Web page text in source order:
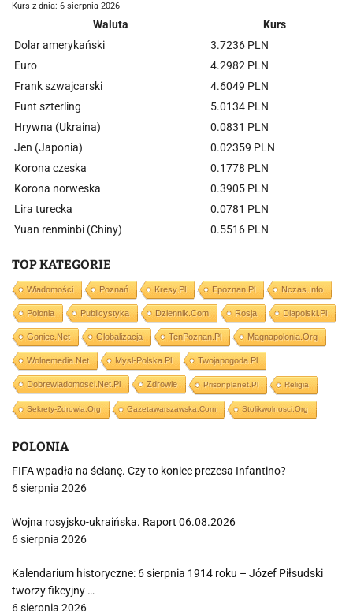
Kurs z dnia: 6 sierpnia 2026
Waluta
Kurs
Dolar amerykański
3.7236 PLN
Euro
4.2982 PLN
Frank szwajcarski
4.6049 PLN
Funt szterling
5.0134 PLN
Hrywna (Ukraina)
0.0831 PLN
Jen (Japonia)
0.02359 PLN
Korona czeska
0.1778 PLN
Korona norweska
0.3905 PLN
Lira turecka
0.0781 PLN
Yuan renminbi (Chiny)
0.5516 PLN
TOP KATEGORIE
Wiadomości Poznań Kresy.pl Epoznan.pl Nczas.info
Polonia Publicystyka Dziennik.com Rosja Dlapolski.pl
Goniec.net Globalizacja TenPoznan.pl Magnapolonia.org
Wolnemedia.net Mysl-Polska.pl Twojapogoda.pl
Dobrewiadomosci.net.pl Zdrowie Prisonplanet.pl Religia
Sekrety-Zdrowia.org Gazetawarszawska.com Stolikwolnosci.org
POLONIA
FIFA wpadła na ścianę. Czy to koniec prezesa Infantino?
6 sierpnia 2026
Wojna rosyjsko-ukraińska. Raport 06.08.2026
6 sierpnia 2026
Kalendarium historyczne: 6 sierpnia 1914 roku – Józef Piłsudski
tworzy fikcyjny …
6 sierpnia 2026